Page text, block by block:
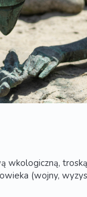
wkologiczną,
(wojny,